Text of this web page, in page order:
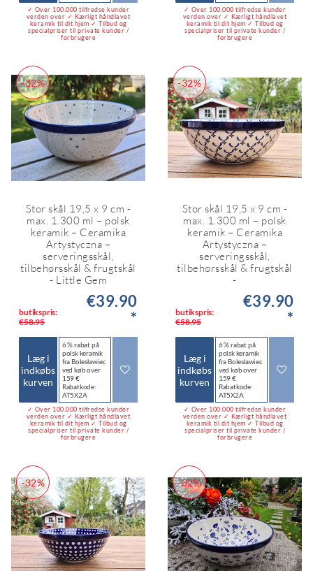
✓ Over 100.000 tilfredse kunder
verden over ✓ Kærligt håndlavet
keramik til dit hjem ✓ Tilbud og
specialpriser til private kunder /
forbrugere
✓ Over 100.000 tilfredse kunder
verden over ✓ Kærligt håndlavet
keramik til dit hjem ✓ Tilbud og
specialpriser til private kunder /
forbrugere
-32%
Stor skål 19,5 x 9 cm -
max. 1.300 ml – polsk
keramik – Ceramika
Artystyczna –
serveringsskål,
tilbehørsskål & frugtskål
- Little Gem
butikspris:
€58.95
€39.90
*
Læg i
indkøbs
kurven
6 % rabat på
polsk keramik
fra Bolesławiec
ved køb over
159 €
Rabatkode:
AT5X2A
✓ Over 100.000 tilfredse kunder
verden over ✓ Kærligt håndlavet
keramik til dit hjem ✓ Tilbud og
specialpriser til private kunder /
forbrugere
-32%
Stor skål 19,5 x 9 cm -
max. 1.300 ml – polsk
keramik – Ceramika
Artystyczna –
serveringsskål,
tilbehørsskål & frugtskål
-
butikspris:
€58.95
€39.90
*
Læg i
indkøbs
kurven
6 % rabat på
polsk keramik
fra Bolesławiec
ved køb over
159 €
Rabatkode:
AT5X2A
✓ Over 100.000 tilfredse kunder
verden over ✓ Kærligt håndlavet
keramik til dit hjem ✓ Tilbud og
specialpriser til private kunder /
forbrugere
-32% -32%